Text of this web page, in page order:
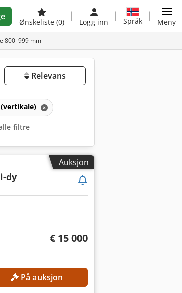
Ønskeliste (0) Logg inn Språk Meny
800–999 mm
Relevans
filtre
Auksjon
dy
€ 15 000
På auksjon